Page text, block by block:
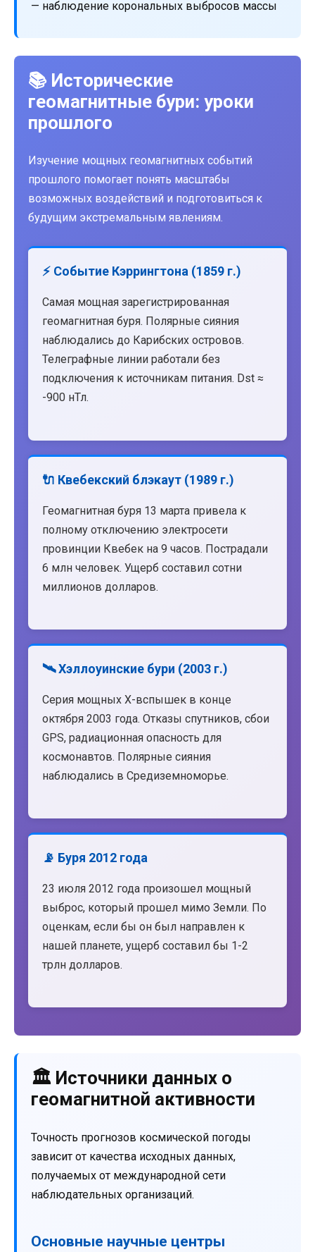
— наблюдение корональных выбросов массы
📚 Исторические
геомагнитные бури: уроки
прошлого
Изучение мощных геомагнитных событий
прошлого помогает понять масштабы
возможных воздействий и подготовиться к
будущим экстремальным явлениям.
⚡ Событие Кэррингтона (1859 г.)
Самая мощная зарегистрированная
геомагнитная буря. Полярные сияния
наблюдались до Карибских островов.
Телеграфные линии работали без
подключения к источникам питания. Dst ≈
-900 нТл.
🔌 Квебекский блэкаут (1989 г.)
Геомагнитная буря 13 марта привела к
полному отключению электросети
провинции Квебек на 9 часов. Пострадали
6 млн человек. Ущерб составил сотни
миллионов долларов.
🛰️ Хэллоуинские бури (2003 г.)
Серия мощных X-вспышек в конце
октября 2003 года. Отказы спутников, сбои
GPS, радиационная опасность для
космонавтов. Полярные сияния
наблюдались в Средиземноморье.
📡 Буря 2012 года
23 июля 2012 года произошел мощный
выброс, который прошел мимо Земли. По
оценкам, если бы он был направлен к
нашей планете, ущерб составил бы 1-2
трлн долларов.
🏛️ Источники данных о
геомагнитной активности
Точность прогнозов космической погоды
зависит от качества исходных данных,
получаемых от международной сети
наблюдательных организаций.
Основные научные центры